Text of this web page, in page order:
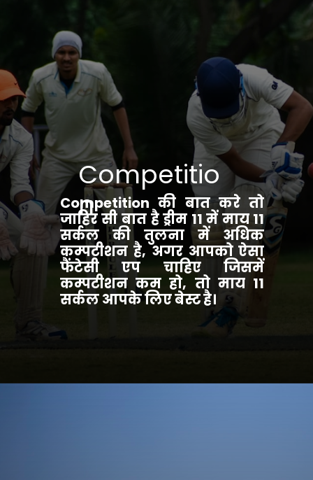
Competition की बात करे तो
जाहिर सी बात है ड्रीम 11 में माय 11
सर्कल की तुलना में अधिक
कम्पटीशन है, अगर आपको ऐसा
फैंटेसी एप चाहिए जिसमें
कम्पटीशन कम हो, तो माय 11
सर्कल आपके लिए बेस्ट है।
Competitio
n